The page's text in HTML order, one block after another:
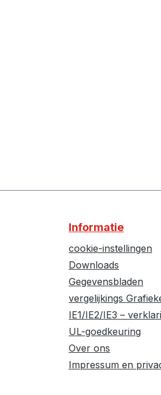
Informatie
cookie-instellingen
Downloads
Gegevensbladen
vergelijkings
IE1/IE2/IE3 –
UL-goedkeuring
Over ons
Impressum en